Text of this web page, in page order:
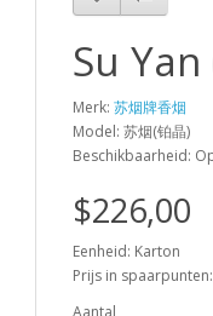
Su
Merk: 苏烟牌香烟
Model: 苏烟(铂晶)
Beschikbaarheid:
$226,00
Eenheid: Karton
Prijs in